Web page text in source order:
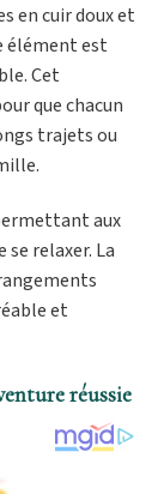
en cuir doux et
élément est
Cet
que chacun
trajets ou
aux
relaxer. La
et
réussie